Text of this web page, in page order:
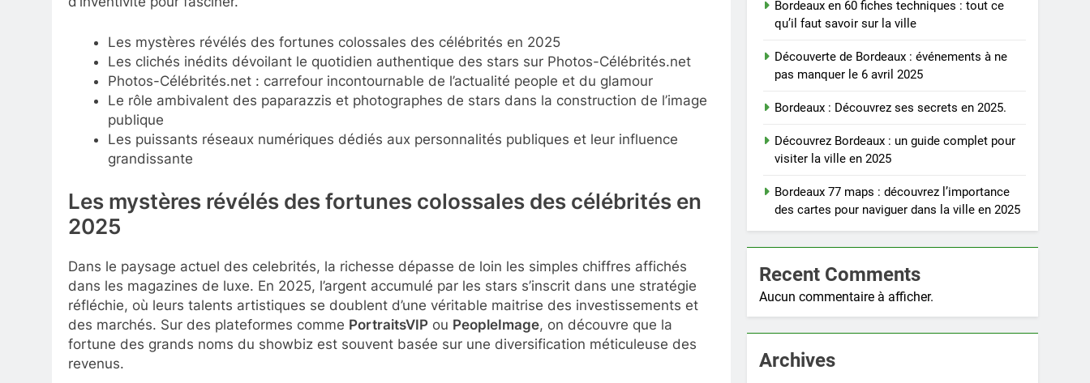
Les mystères révélés des fortunes colossales des célébrités en 2025
Les clichés inédits dévoilant le quotidien authentique des stars sur Photos-Célébrités.net
Photos-Célébrités.net : carrefour incontournable de l’actualité people et du glamour
Le rôle ambivalent des paparazzis et photographes de stars dans la construction de l’image
publique
Les puissants réseaux numériques dédiés aux personnalités publiques et leur influence
grandissante
Les mystères révélés des fortunes colossales des célébrités en
2025
Dans le paysage actuel des celebrités, la richesse dépasse de loin les simples chiffres affichés
dans les magazines de luxe. En 2025, l’argent accumulé par les stars s’inscrit dans une stratégie
réfléchie, où leurs talents artistiques se doublent d’une véritable maitrise des investissements et
des marchés. Sur des plateformes comme PortraitsVIP ou PeopleImage, on découvre que la
fortune des grands noms du showbiz est souvent basée sur une diversification méticuleuse des
revenus.
Bordeaux en 60 fiches techniques : tout ce
qu’il faut savoir sur la ville
Découverte de Bordeaux : événements à ne
pas manquer le 6 avril 2025
Bordeaux : Découvrez ses secrets en 2025.
Découvrez Bordeaux : un guide complet pour
visiter la ville en 2025
Bordeaux 77 maps : découvrez l’importance
des cartes pour naviguer dans la ville en 2025
Recent Comments
Aucun commentaire à afficher.
Archives